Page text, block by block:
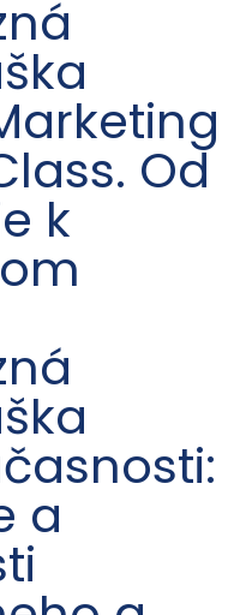
Od
k
a